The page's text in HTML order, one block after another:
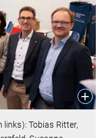
Tobias Ritter,